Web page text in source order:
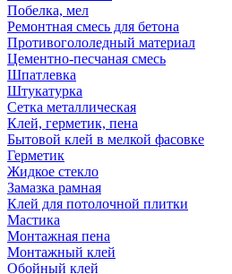
Побелка, мел
Ремонтная смесь для бетона
Противогололедный материал
Цементно-песчаная смесь
Шпатлевка
Штукатурка
Сетка металлическая
Клей, герметик, пена
Бытовой клей в мелкой фасовке
Герметик
Жидкое стекло
Замазка рамная
Клей для потолочной плитки
Мастика
Монтажная пена
Монтажный клей
Обойный клей